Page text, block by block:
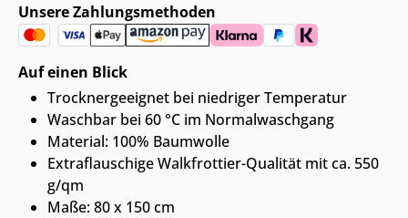
Unsere Zahlungsmethoden
Auf einen Blick
Trocknergeeignet bei niedriger Temperatur
Waschbar bei 60 °C im Normalwaschgang
Material: 100% Baumwolle
Extraflauschige Walkfrottier-Qualität mit ca. 550
g/qm
Maße: 80 x 150 cm